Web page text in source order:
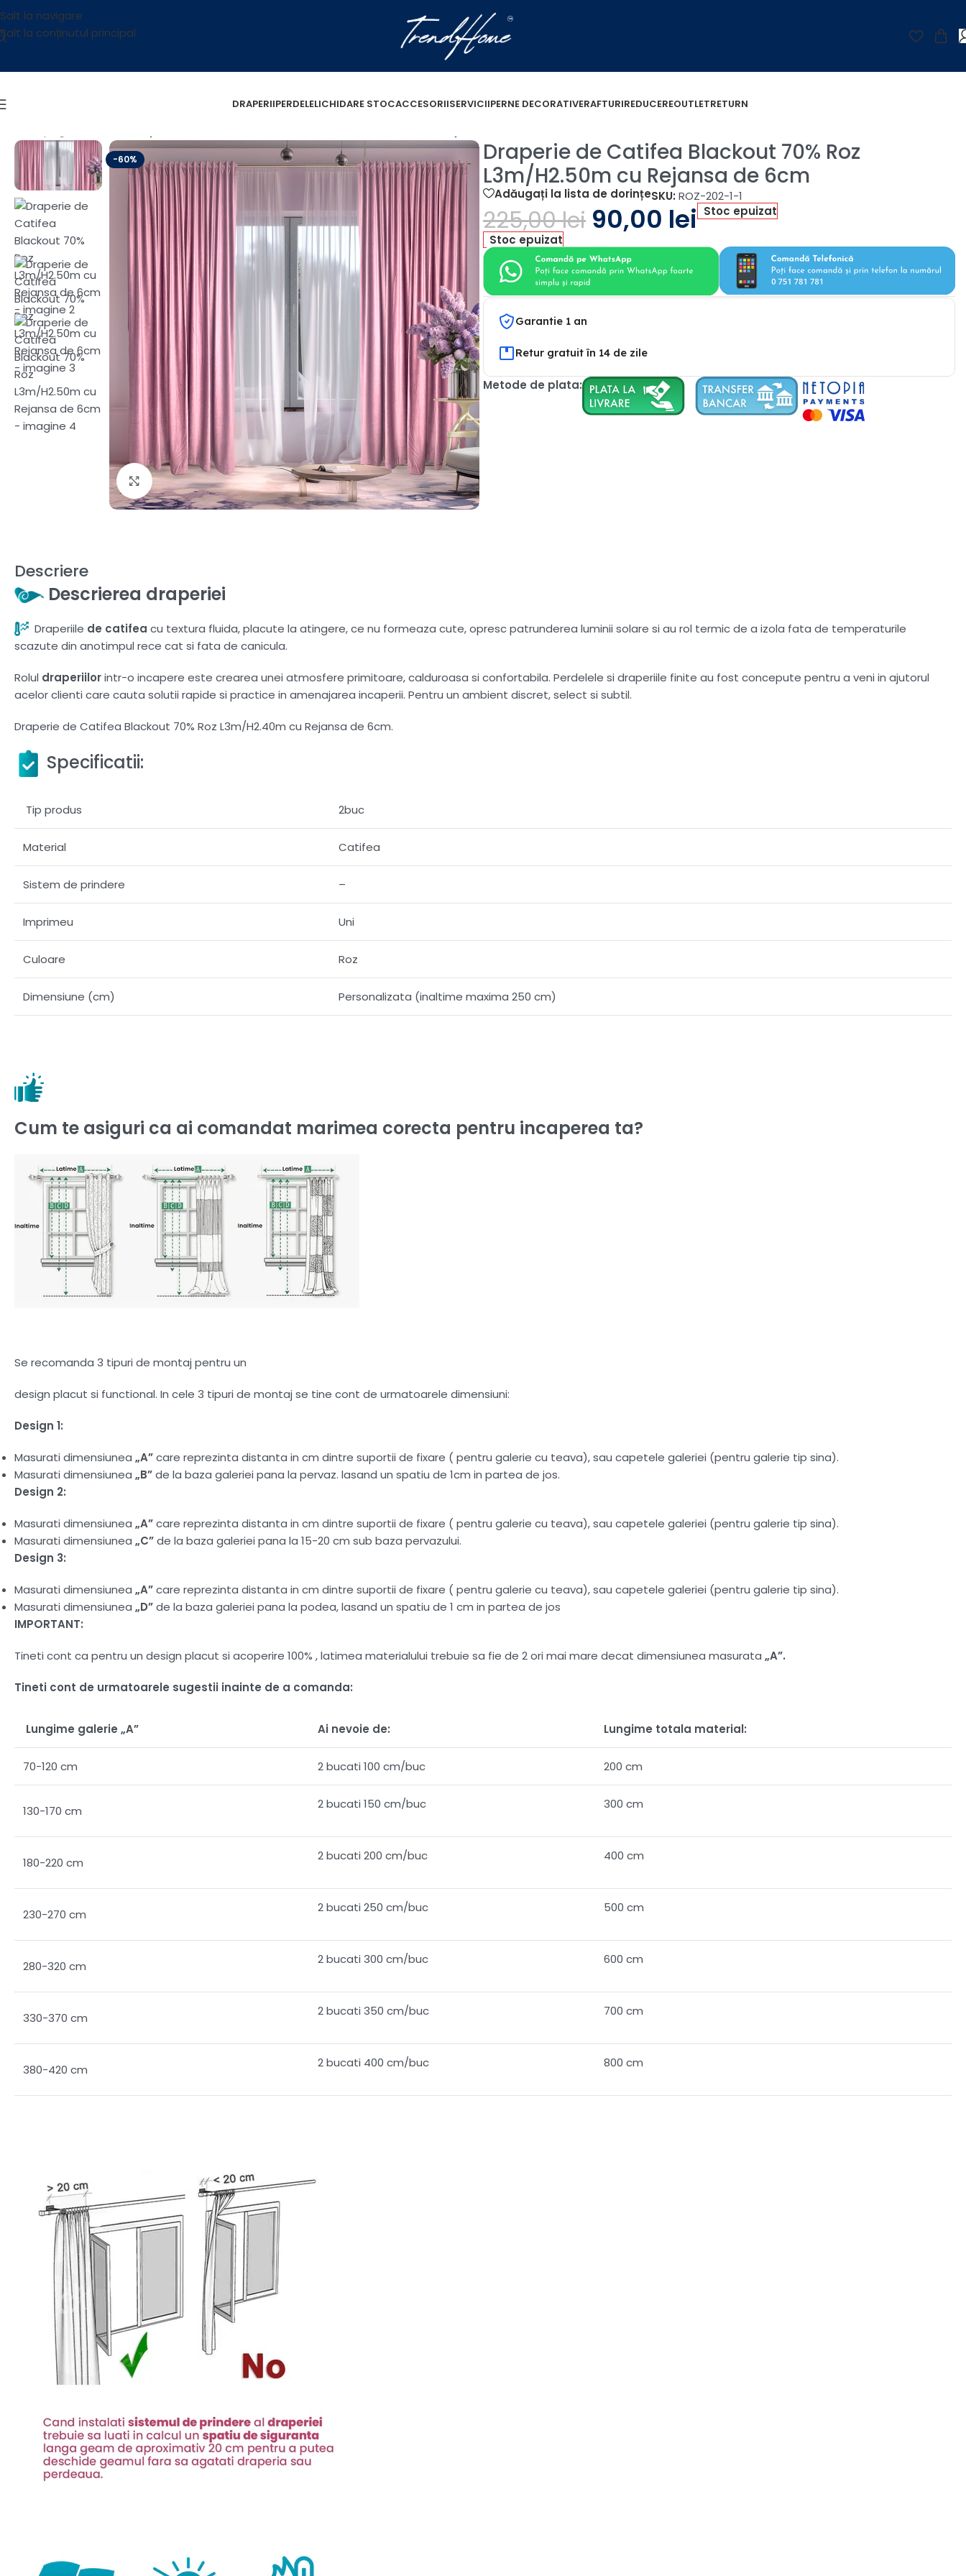
Salt la navigare
Salt la conținutul principal
DRAPERIIPERDELELICHIDARE STOCACCESORIISERVICIIPERNE DECORATIVERAFTURIREDUCEREOUTLETRETURN
-60%
Fă clic pentru a mări
Draperie de Catifea Blackout 70% Roz
L3m/H2.50m cu Rejansa de 6cm
Adăugați la lista de dorințeSKU: ROZ-202-1-1
225,00lei 90,00 lei Stoc epuizat
Stoc epuizat
Garantie 1 an
Retur gratuit în 14 de zile
Metode de plata:
Descriere
Descrierea draperiei
Draperiile de catifea cu textura fluida, placute la atingere, ce nu formeaza cute, opresc patrunderea luminii solare si au rol termic de a izola fata de temperaturile
scazute din anotimpul rece cat si fata de canicula.
Rolul draperiilorintr-o incapere este crearea unei atmosfere primitoare, calduroasa si confortabila. Perdelele si draperiile finite au fost concepute pentru a veni in ajutorul
acelor clienti care cauta solutii rapide si practice in amenajarea incaperii. Pentru un ambient discret, select si subtil.
Draperie de Catifea Blackout 70% Roz L3m/H2.40m cu Rejansa de 6cm.
Specificatii:
Tip produs 2buc
Material Catifea
Sistem de prindere –
Imprimeu Uni
Culoare Roz
Dimensiune (cm) Personalizata (inaltime maxima 250 cm)
Cum te asiguri ca ai comandat marimea corecta pentru incaperea ta?
Se recomanda 3 tipuri de montaj pentru un
design placut si functional. In cele 3 tipuri de montaj se tine cont de urmatoarele dimensiuni:
Design 1:
Masurati dimensiunea „A”care reprezinta distanta in cm dintre suportii de fixare ( pentru galerie cu teava), sau capetele galeriei (pentru galerie tip sina).
Masurati dimensiunea „B”de la baza galeriei pana la pervaz. lasand un spatiu de 1cm in partea de jos.
Design 2:
Masurati dimensiunea „A”care reprezinta distanta in cm dintre suportii de fixare ( pentru galerie cu teava), sau capetele galeriei (pentru galerie tip sina).
Masurati dimensiunea „C”de la baza galeriei pana la 15-20 cm sub baza pervazului.
Design 3:
Masurati dimensiunea „A”care reprezinta distanta in cm dintre suportii de fixare ( pentru galerie cu teava), sau capetele galeriei (pentru galerie tip sina).
Masurati dimensiunea „D”de la baza galeriei pana la podea, lasand un spatiu de 1 cm in partea de jos
IMPORTANT:
Tineti cont ca pentru un design placut si acoperire 100% , latimea materialului trebuie sa fie de 2 ori mai mare decat dimensiunea masurata „A”.
Tineti cont de urmatoarele sugestii inainte de a comanda:
Lungime galerie „A” Ai nevoie de: Lungime totala material:
70-120 cm 2 bucati 100 cm/buc 200 cm
130-170 cm 2 bucati 150 cm/buc 300 cm
180-220 cm 2 bucati 200 cm/buc 400 cm
230-270 cm 2 bucati 250 cm/buc 500 cm
280-320 cm 2 bucati 300 cm/buc 600 cm
330-370 cm 2 bucati 350 cm/buc 700 cm
380-420 cm 2 bucati 400 cm/buc 800 cm